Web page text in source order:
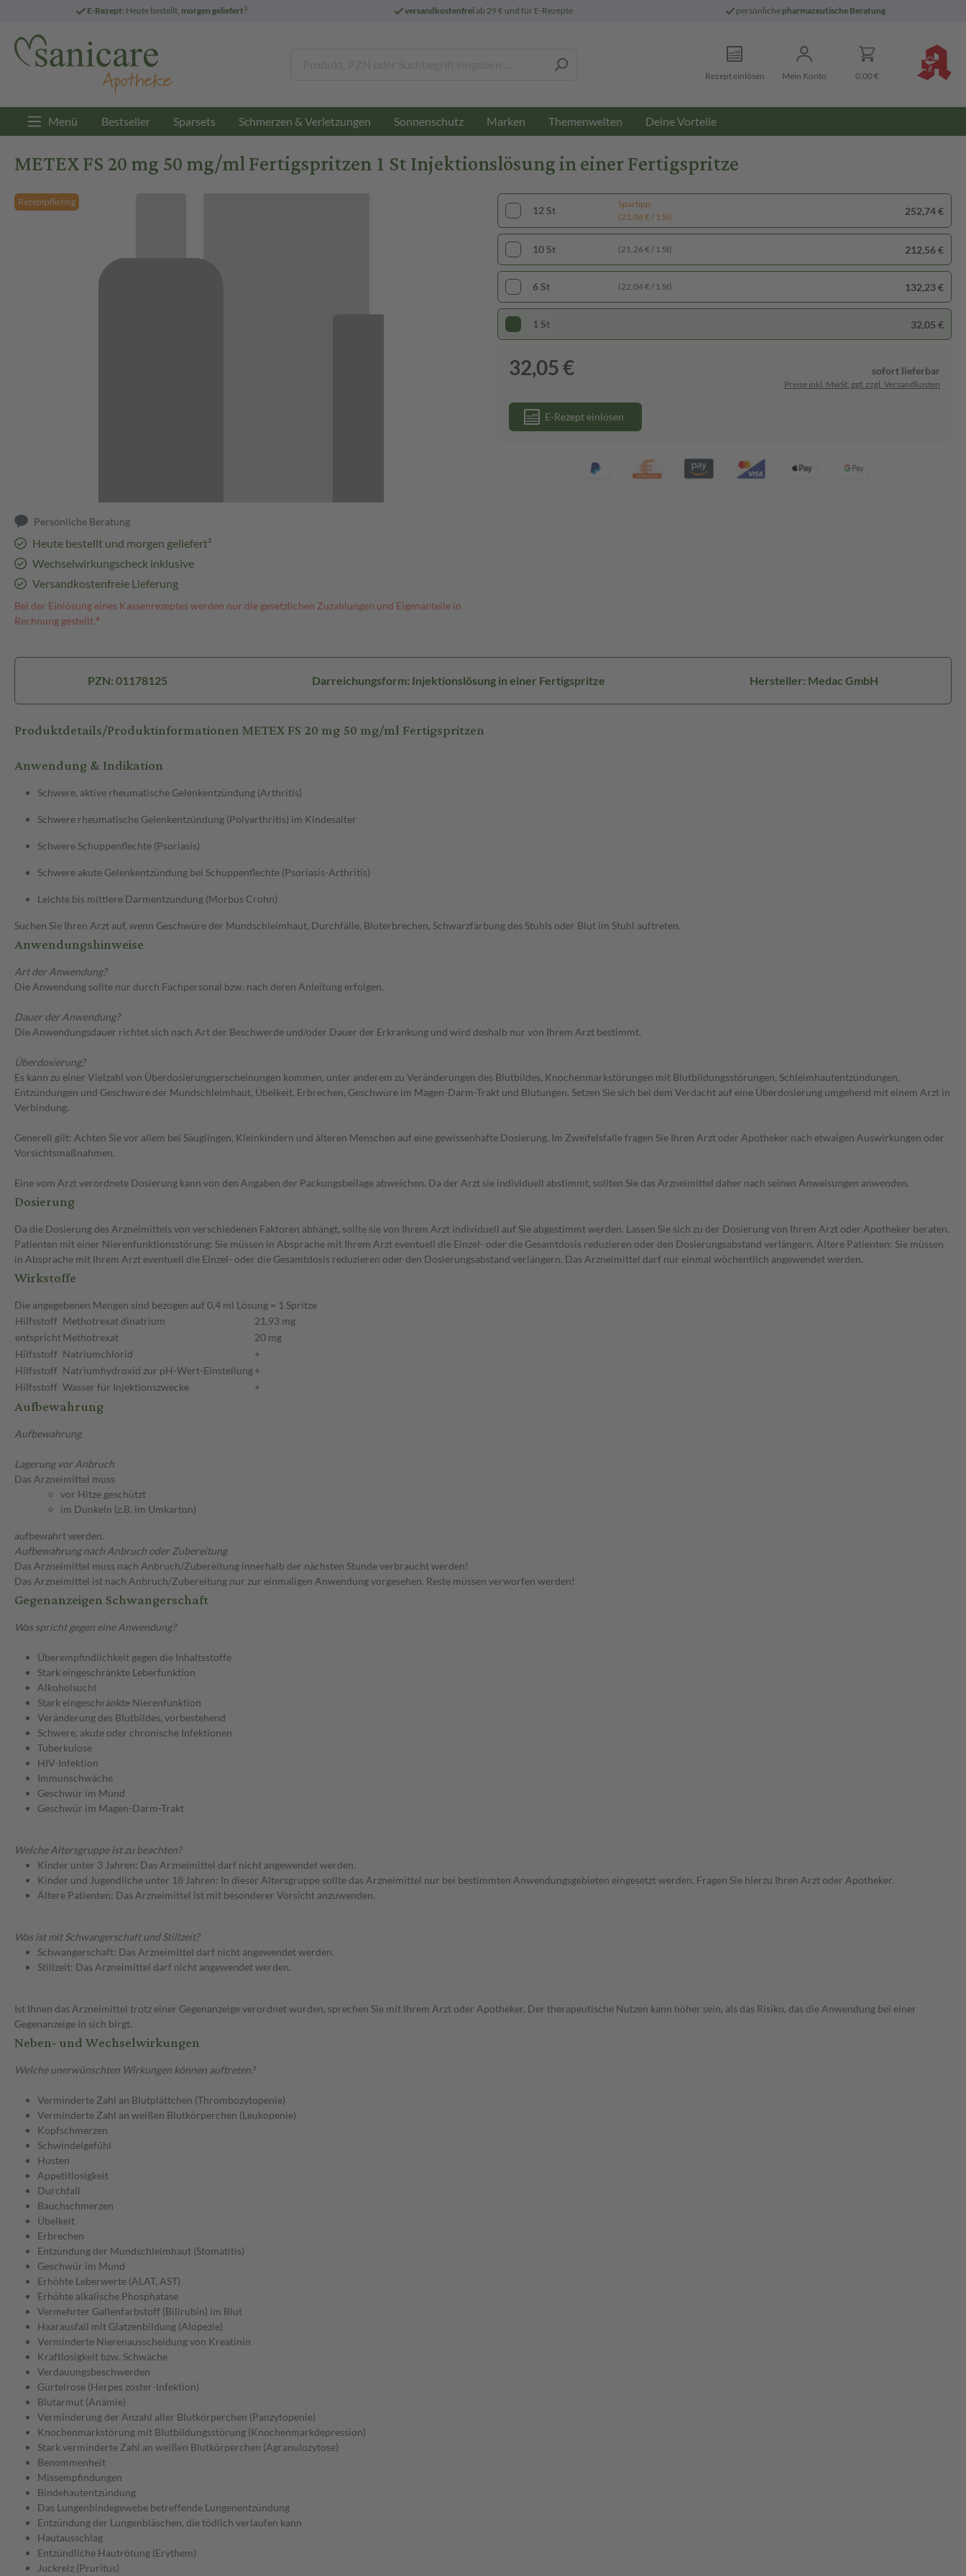
E-Rezept: Heute bestellt, morgen geliefert3 versandkostenfreiab 29 € und für E-Rezepte persönliche pharmazeutische Beratung
Rezept einlösen Mein Konto 0,00 €
Menü Bestseller Sparsets Schmerzen & Verletzungen Sonnenschutz Marken Themenwelten Deine Vorteile
METEX FS 20 mg 50 mg/ml Fertigspritzen 1 St Injektionslösung in einer Fertigspritze
Rezeptpflichtig
Persönliche Beratung
Heute bestellt und morgen geliefert³
Wechselwirkungscheck inklusive
Versandkostenfreie Lieferung
Bei der Einlösung eines Kassenrezeptes werden nur die gesetzlichen Zuzahlungen und Eigenanteile in
Rechnung gestellt.⁴
12 St
Spartipp
(21,06 € / 1 St)
252,74 €
10 St (21,26 € / 1 St) 212,56 €
6 St (22,04 € / 1 St) 132,23 €
1 St 32,05 €
32,05 € sofort lieferbar
Preise inkl. MwSt. ggf. zzgl. Versandkosten
E-Rezept einlösen
PZN: 01178125 Darreichungsform: Injektionslösung in einer Fertigspritze Hersteller: Medac GmbH
Produktdetails/Produktinformationen METEX FS 20 mg 50 mg/ml Fertigspritzen
Anwendung & Indikation
Schwere, aktive rheumatische Gelenkentzündung (Arthritis)
Schwere rheumatische Gelenkentzündung (Polyarthritis) im Kindesalter
Schwere Schuppenflechte (Psoriasis)
Schwere akute Gelenkentzündung bei Schuppenflechte (Psoriasis-Arthritis)
Leichte bis mittlere Darmentzündung (Morbus Crohn)
Suchen Sie Ihren Arzt auf, wenn Geschwüre der Mundschleimhaut, Durchfälle, Bluterbrechen, Schwarzfärbung des Stuhls oder Blut im Stuhl auftreten.
Anwendungshinweise
Art der Anwendung?
Die Anwendung sollte nur durch Fachpersonal bzw. nach deren Anleitung erfolgen.
Dauer der Anwendung?
Die Anwendungsdauer richtet sich nach Art der Beschwerde und/oder Dauer der Erkrankung und wird deshalb nur von Ihrem Arzt bestimmt.
Überdosierung?
Es kann zu einer Vielzahl von Überdosierungserscheinungen kommen, unter anderem zu Veränderungen des Blutbildes, Knochenmarkstörungen mit Blutbildungsstörungen, Schleimhautentzündungen,
Entzündungen und Geschwüre der Mundschleimhaut, Übelkeit, Erbrechen, Geschwüre im Magen-Darm-Trakt und Blutungen. Setzen Sie sich bei dem Verdacht auf eine Überdosierung umgehend mit einem Arzt in
Verbindung.
Generell gilt: Achten Sie vor allem bei Säuglingen, Kleinkindern und älteren Menschen auf eine gewissenhafte Dosierung. Im Zweifelsfalle fragen Sie Ihren Arzt oder Apotheker nach etwaigen Auswirkungen oder
Vorsichtsmaßnahmen.
Eine vom Arzt verordnete Dosierung kann von den Angaben der Packungsbeilage abweichen. Da der Arzt sie individuell abstimmt, sollten Sie das Arzneimittel daher nach seinen Anweisungen anwenden.
Dosierung
Da die Dosierung des Arzneimittels von verschiedenen Faktoren abhängt, sollte sie von Ihrem Arzt individuell auf Sie abgestimmt werden. Lassen Sie sich zu der Dosierung von Ihrem Arzt oder Apotheker beraten.
Patienten mit einer Nierenfunktionsstörung: Sie müssen in Absprache mit Ihrem Arzt eventuell die Einzel- oder die Gesamtdosis reduzieren oder den Dosierungsabstand verlängern. Ältere Patienten: Sie müssen
in Absprache mit Ihrem Arzt eventuell die Einzel- oder die Gesamtdosis reduzieren oder den Dosierungsabstand verlängern. Das Arzneimittel darf nur einmal wöchentlich angewendet werden.
Wirkstoffe
Die angegebenen Mengen sind bezogen auf 0,4 ml Lösung = 1 Spritze
Hilfsstoff Methotrexat dinatrium
21,93 mg
entsprichtMethotrexat
20 mg
Hilfsstoff Natriumchlorid
+
Hilfsstoff Natriumhydroxid zur pH-Wert-Einstellung+
Hilfsstoff Wasser für Injektionszwecke +
Aufbewahrung
Aufbewahrung
Lagerung vor Anbruch
Das Arzneimittel muss
vor Hitze geschützt
im Dunkeln (z.B. im Umkarton)
aufbewahrt werden.
Aufbewahrung nach Anbruch oder Zubereitung
Das Arzneimittel muss nach Anbruch/Zubereitung innerhalb der nächsten Stunde verbraucht werden!
Das Arzneimittel ist nach Anbruch/Zubereitung nur zur einmaligen Anwendung vorgesehen. Reste müssen verworfen werden!
Gegenanzeigen Schwangerschaft
Was spricht gegen eine Anwendung?
Überempfindlichkeit gegen die Inhaltsstoffe
Stark eingeschränkte Leberfunktion
Alkoholsucht
Stark eingeschränkte Nierenfunktion
Veränderung des Blutbildes, vorbestehend
Schwere, akute oder chronische Infektionen
Tuberkulose
HIV-Infektion
Immunschwäche
Geschwür im Mund
Geschwür im Magen-Darm-Trakt
Welche Altersgruppe ist zu beachten?
Kinder unter 3 Jahren: Das Arzneimittel darf nicht angewendet werden.
Kinder und Jugendliche unter 18 Jahren: In dieser Altersgruppe sollte das Arzneimittel nur bei bestimmten Anwendungsgebieten eingesetzt werden. Fragen Sie hierzu Ihren Arzt oder Apotheker.
Ältere Patienten: Das Arzneimittel ist mit besonderer Vorsicht anzuwenden.
Was ist mit Schwangerschaft und Stillzeit?
Schwangerschaft: Das Arzneimittel darf nicht angewendet werden.
Stillzeit: Das Arzneimittel darf nicht angewendet werden.
Ist Ihnen das Arzneimittel trotz einer Gegenanzeige verordnet worden, sprechen Sie mit Ihrem Arzt oder Apotheker. Der therapeutische Nutzen kann höher sein, als das Risiko, das die Anwendung bei einer
Gegenanzeige in sich birgt.
Neben- und Wechselwirkungen
Welche unerwünschten Wirkungen können auftreten?
Verminderte Zahl an Blutplättchen (Thrombozytopenie)
Verminderte Zahl an weißen Blutkörperchen (Leukopenie)
Kopfschmerzen
Schwindelgefühl
Husten
Appetitlosigkeit
Durchfall
Bauchschmerzen
Übelkeit
Erbrechen
Entzündung der Mundschleimhaut (Stomatitis)
Geschwür im Mund
Erhöhte Leberwerte (ALAT, AST)
Erhöhte alkalische Phosphatase
Vermehrter Gallenfarbstoff (Bilirubin) im Blut
Haarausfall mit Glatzenbildung (Alopezie)
Verminderte Nierenausscheidung von Kreatinin
Kraftlosigkeit bzw. Schwäche
Verdauungsbeschwerden
Gürtelrose (Herpes zoster-Infektion)
Blutarmut (Anämie)
Verminderung der Anzahl aller Blutkörperchen (Panzytopenie)
Knochenmarkstörung mit Blutbildungsstörung (Knochenmarkdepression)
Stark verminderte Zahl an weißen Blutkörperchen (Agranulozytose)
Benommenheit
Missempfindungen
Bindehautentzündung
Das Lungenbindegewebe betreffende Lungenentzündung
Entzündung der Lungenbläschen, die tödlich verlaufen kann
Hautausschlag
Entzündliche Hautrötung (Erythem)
Juckreiz (Pruritus)